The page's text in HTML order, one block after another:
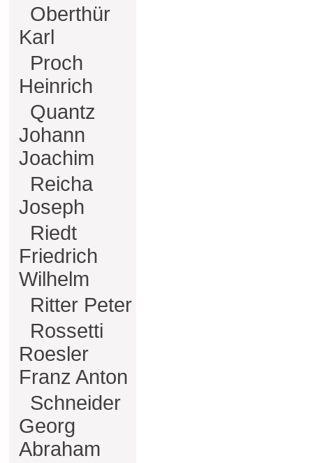
Oberthür
Karl
Proch
Heinrich
Quantz
Johann
Joachim
Reicha
Joseph
Riedt
Friedrich
Wilhelm
Ritter Peter
Rossetti
Roesler
Franz Anton
Schneider
Georg
Abraham